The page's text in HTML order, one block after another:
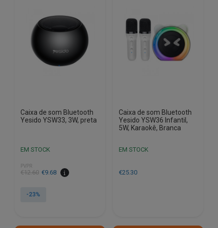
Caixa de som Bluetooth
Yesido YSW33, 3W, preta
EM STOCK
PVPR
€12.60
O
original
€9.68
O
atual
-23%
Caixa de som Bluetooth
Yesido YSW36 Infantil,
5W, Karaokê, Branca
EM STOCK
€25.30